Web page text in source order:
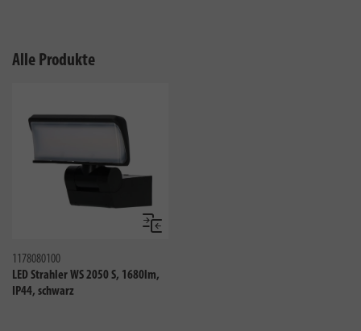
Alle Produkte
Vergleichen
1178080100
LED Strahler WS 2050 S, 1680lm,
IP44, schwarz